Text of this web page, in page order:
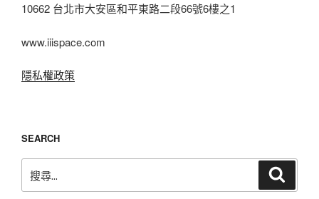
10662 台北市大安區和平東路二段66號6樓之1
www.iiispace.com
隱私權政策
SEARCH
尋